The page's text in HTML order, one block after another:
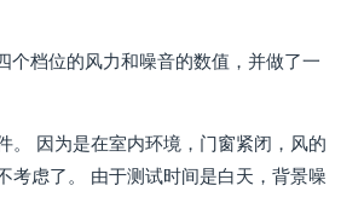
个档位的风力和噪音的数值，并做了一
。 因为是在室内环境，门窗紧闭，风的
考虑了。 由于测试时间是白天，背景噪